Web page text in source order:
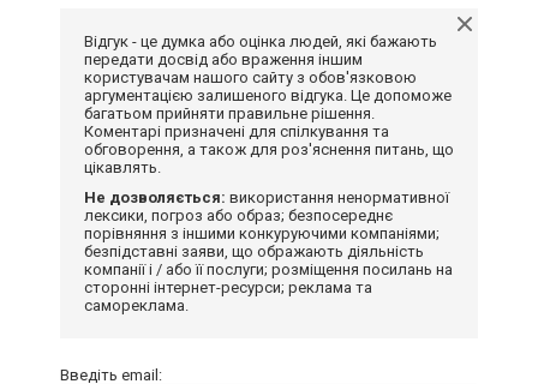
Відгук - це думка або оцінка людей, які бажають
передати досвід або враження іншим
користувачам нашого сайту з обов'язковою
аргументацією залишеного відгука. Це допоможе
багатьом прийняти правильне рішення.
Коментарі призначені для спілкування та
обговорення, а також для роз'яснення питань, що
цікавлять.
Не дозволяється: використання ненормативної
лексики, погроз або образ; безпосереднє
порівняння з іншими конкуруючими компаніями;
безпідставні заяви, що ображають діяльність
компанії і / або її послуги; розміщення посилань на
сторонні інтернет-ресурси; реклама та
самореклама.
Введіть email: